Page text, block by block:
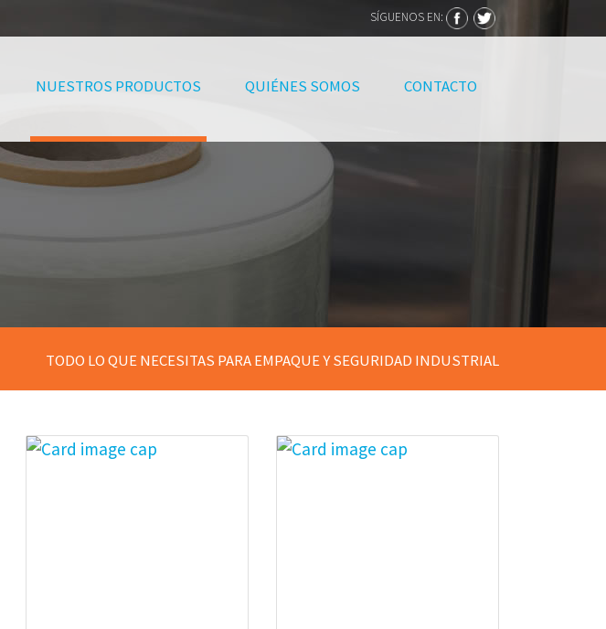
SÍGUENOS EN:
(CURRENT)NUESTROS PRODUCTOS QUIÉNES SOMOS CONTACTO
TODO LO QUE NECESITAS PARA EMPAQUE Y SEGURIDAD INDUSTRIAL